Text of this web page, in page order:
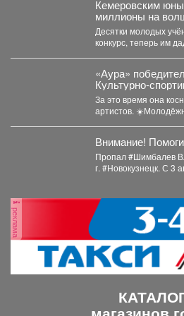
Кемеровским
миллионы на
чудных птиц
Десятки молодых
конкурс, теперь им
«Аура»
Культурно-
металлургов
лет.
За это время она
артистов. ☀️Молодёжный состав коллектива
Внимание!
Пропал #Шимбалев
г.
реклама